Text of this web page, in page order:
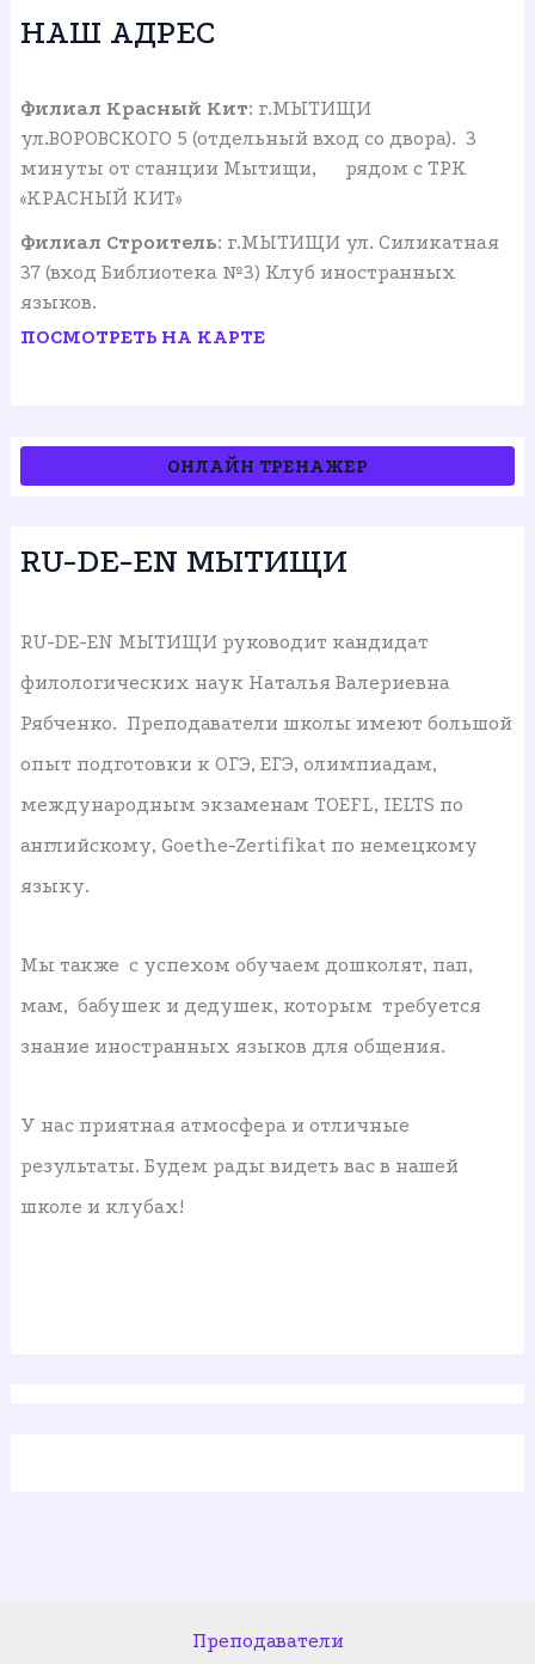
НАШ АДРЕС
Филиал Красный Кит: г.МЫТИЩИ
ул.ВОРОВСКОГО 5 (отдельный вход со двора). 3
минуты от станции Мытищи, рядом с ТРК
«КРАСНЫЙ КИТ»
Филиал Строитель: г.МЫТИЩИ ул. Силикатная
37 (вход Библиотека №3) Клуб иностранных
языков.
ПОСМОТРЕТЬ НА КАРТЕ
ОНЛАЙН ТРЕНАЖЕР
RU-DE-EN МЫТИЩИ
RU-DE-EN МЫТИЩИ руководит кандидат
филологических наук Наталья Валериевна
Рябченко. Преподаватели школы имеют большой
опыт подготовки к ОГЭ, ЕГЭ, олимпиадам,
международным экзаменам TOEFL, IELTS по
английскому, Goethe-Zertifikat по немецкому
языку.
Мы также с успехом обучаем дошколят, пап,
мам, бабушек и дедушек, которым требуется
знание иностранных языков для общения.
У нас приятная атмосфера и отличные
результаты. Будем рады видеть вас в нашей
школе и клубах!
Преподаватели